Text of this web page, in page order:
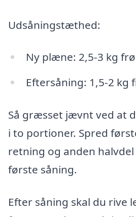
Udsåningstæthed:
Ny plæne: 2,5-3 kg frø
Eftersåning: 1,5-2 kg
Så græsset jævnt ved at
i to portioner. Spred
retning og anden
første såning.
Efter såning skal du rive